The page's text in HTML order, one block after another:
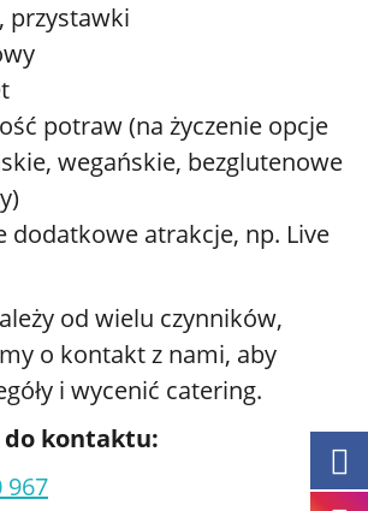
przystawki
potraw (na życzenie opcje
wegańskie, bezglutenowe
dodatkowe atrakcje, np. Live
od wielu czynników,
o kontakt z nami, aby
i wycenić catering.
do kontaktu:
967